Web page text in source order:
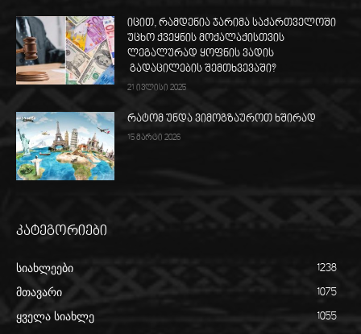
იცით, რამდენია ჯარიმა საქართველოში
უცხო ქვეყნის მოქალაქისთვის
ლეგალურად ყოფნის ვადის
გადაცილების შემთხვევაში?
21 ივლისი 2025
რატომ უნდა ვიმოგზაუროთ ხშირად
15 მარტი 2026
კატეგორიები
სიახლეები 1238
მთავარი 1075
ყველა სიახლე 1055